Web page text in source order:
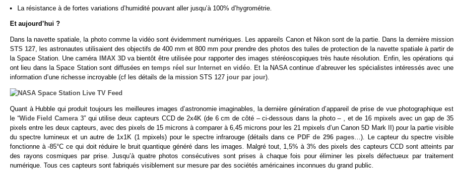
La résistance à de fortes variations d’humidité pouvant aller jusqu’à 100% d’hygrométrie.
Et aujourd’hui ?
Dans la navette spatiale, la photo comme la vidéo sont évidemment numériques. Les appareils Canon et Nikon sont de la partie. Dans la dernière mission
STS 127, les astronautes utilisaient des objectifs de 400 mm et 800 mm pour prendre des photos des tuiles de protection de la navette spatiale à partir de
la Space Station. Une caméra
IMAX 3Dva bientôt être utilisée pour rapporter des images stéréoscopiques très haute résolution. Enfin, les opérations qui
ont lieu dans la Space Station sont diffusées entemps réel sur Internet en vidéo. Et la NASA continue d’abreuver les spécialistes intéressés avec une
information d’une richesse incroyable (cf les détails de la mission STS 127 jour par jour).
Quant à Hubble qui produit toujours les meilleures images d’astronomie imaginables, la dernière génération d’appareil de prise de vue photographique est
le “Wide Field Camera 3” qui utilise deux capteurs CCD de 2x4K (de 6 cm de côté – ci-dessous dans la photo – , et de 16 mpixels avec un gap de 35
pixels entre les deux capteurs, avec des pixels de 15 microns à comparer à 6,45 microns pour les 21 mpixels d’un Canon 5D Mark II) pour la partie visible
du spectre lumineux et un autre de 1x1K (1 mpixels) pour le spectre infrarouge (détails dans ce PDF de 296 pages …). Le capteur du spectre visible
fonctionne à -85°C ce qui doit réduire le bruit quantique généré dans les images. Malgré tout, 1,5% à 3% des pixels des capteurs CCD sont atteints par
des rayons cosmiques par prise. Jusqu’à quatre photos consécutives sont prises à chaque fois pour éliminer les pixels défectueux par traitement
numérique. Tous ces capteurs sont fabriqués visiblement sur mesure par des sociétés américaines inconnues du grand public.